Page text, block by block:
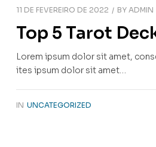
11 DE FEVEREIRO DE 2022 BY ADMIN
Top 5 Tarot
Lorem ipsum dolor sit amet,
ites ipsum dolor sit amet…
IN UNCATEGORIZED